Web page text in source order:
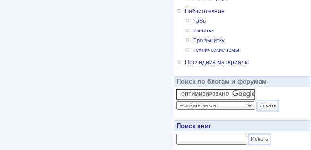
Библиотечное
ЧаВо
Вычитка
Про вычитку
Технические темы
Последние материалы
Поиск по блогам и форумам
Поиск книг